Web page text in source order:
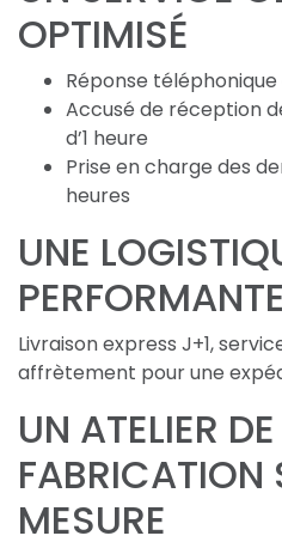
OPTIMISÉ
Réponse
Accusé de réception
d’1 heure
Prise en charge des
heures
UNE
PERFORMANTE
Livraison express J+1,
affrètement pour une
UN ATELIER DE
FABRICATION
MESURE